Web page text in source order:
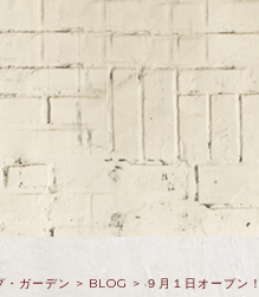
・ガーデン > BLOG >９月１日オープン！